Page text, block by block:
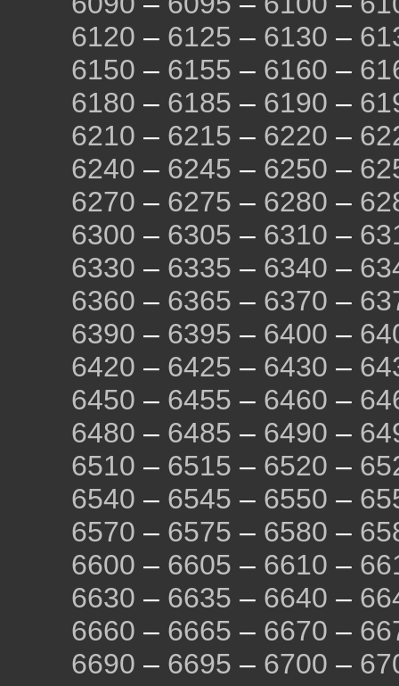
6120 – 6125 – 6130 –
6150 – 6155 – 6160 –
6180 – 6185 – 6190 –
6210 – 6215 – 6220 –
6240 – 6245 – 6250 –
6270 – 6275 – 6280 –
6300 – 6305 – 6310 –
6330 – 6335 – 6340 –
6360 – 6365 – 6370 –
6390 – 6395 – 6400 –
6420 – 6425 – 6430 –
6450 – 6455 – 6460 –
6480 – 6485 – 6490 –
6510 – 6515 – 6520 –
6540 – 6545 – 6550 –
6570 – 6575 – 6580 –
6600 – 6605 – 6610 –
6630 – 6635 – 6640 –
6660 – 6665 – 6670 –
6690 – 6695 – 6700 –